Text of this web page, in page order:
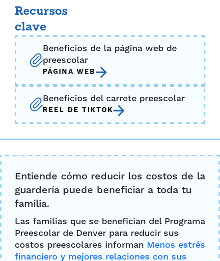
Recursos
clave
Beneficios de la página web de
preescolar
PÁGINA WEB
Beneficios del carrete preescolar
REEL DE TIKTOK
Entiende cómo reducir los costos de la
guardería puede beneficiar a toda tu
familia.
Las familias que se benefician del Programa
Preescolar de Denver para reducir sus
costos preescolares informan Menos estrés
financiero y mejores relaciones con sus